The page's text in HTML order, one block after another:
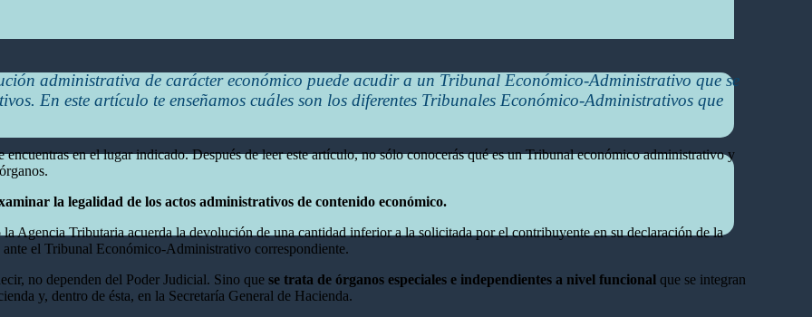
administrativa de carácter económico puede acudir a un Tribunal Económico-Administrativo que se
En este artículo te enseñamos cuáles son los diferentes Tribunales Económico-Administrativos que
encuentras en el lugar indicado. Después de leer este artículo, no sólo conocerás qué es un Tribunal económico administrativo y
la legalidad de los actos administrativos de contenido económico.
Agencia Tributaria acuerda la devolución de una cantidad inferior a la solicitada por el contribuyente en su declaración de la
el Tribunal Económico-Administrativo correspondiente.
no dependen del Poder Judicial. Sino que se trata de órganos especiales e independientes a nivel funcional que se integran
y, dentro de ésta, en la Secretaría General de Hacienda.